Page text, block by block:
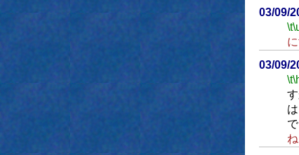
03/09/
\t
03/09/
\t
す
ね